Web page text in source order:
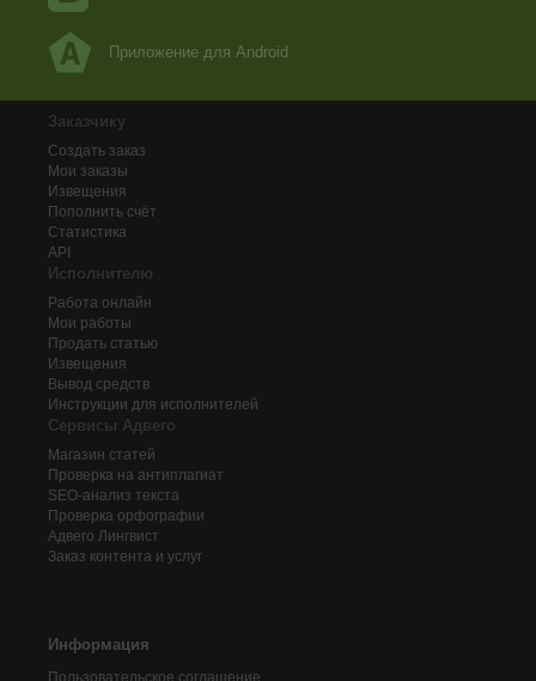
Приложение для Android
Заказчику
Создать заказ
Мои заказы
Извещения
Пополнить счёт
Статистика
API
Исполнителю
Работа онлайн
Мои работы
Продать статью
Извещения
Вывод средств
Инструкции для исполнителей
Сервисы Адвего
Магазин статей
Проверка на антиплагиат
SEO-анализ текста
Проверка орфографии
Адвего Лингвист
Заказ контента и услуг
Информация
Пользовательское соглашение